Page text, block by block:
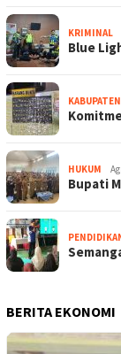
KRIMINAL
Blue
HUKUM
Bupati
BERITA EKONOMI